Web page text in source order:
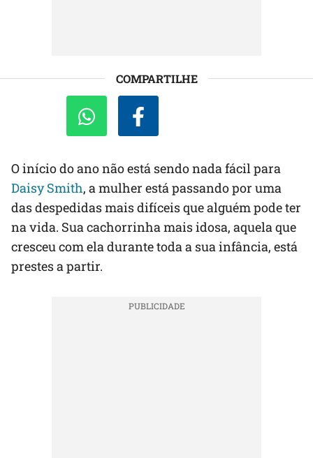
COMPARTILHE
O início do ano não está sendo nada fácil para
Daisy Smith, a mulher está passando por uma
das despedidas mais difíceis que alguém pode ter
na vida. Sua cachorrinha mais idosa, aquela que
cresceu com ela durante toda a sua infância, está
prestes a partir.